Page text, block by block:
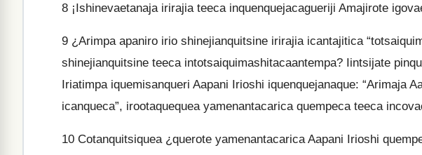
8 ¡Ishinevaetanaja irirajia teeca inquenquejacagueriji Amajirote
9 ¿Arimpa apaniro irio shinejianquitsine irirajia icantajitica
shinejianquitsine teeca intotsaiquimashitacaantempa? Iintsijate
Iriatimpa iquemisanqueri Aapani Irioshi iquenquejanaque: “Arimaja
icanqueca”, irootaquequea yamenantacarica quempeca teeca
10 Cotanquitsiquea ¿querote yamenantacarica Aapani Irioshi